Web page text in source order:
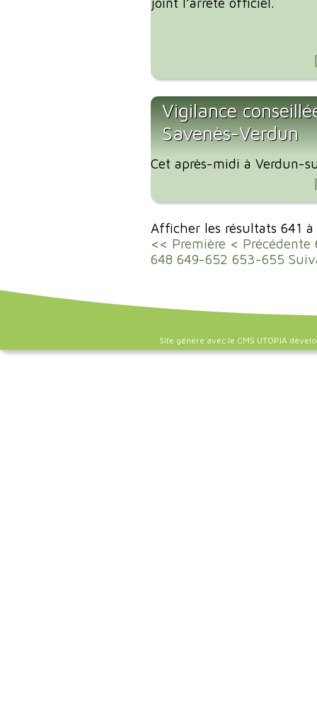
Vigilance
Savenès-Verdun
Cet après-midi à Verdun-
Afficher les résultats 641
<< Première < Précédente
648 649-652 653-655
Site généré avec le CMS UTOPIA